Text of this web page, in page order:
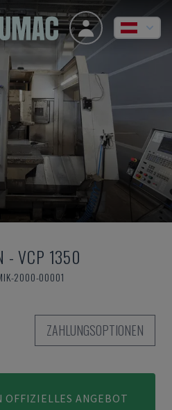
-VCP 1350
2000-00001
ZAHLUNGSOPTIONEN
OFFIZIELLES ANGEBOT